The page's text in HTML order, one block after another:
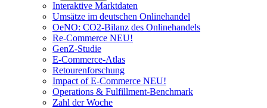
Interaktive Marktdaten
Umsätze im deutschen Onlinehandel
OeNO: CO2-Bilanz des Onlinehandels
Re-Commerce NEU!
GenZ-Studie
E-Commerce-Atlas
Retourenforschung
Impact of E-Commerce NEU!
Operations & Fulfillment-Benchmark
Zahl der Woche